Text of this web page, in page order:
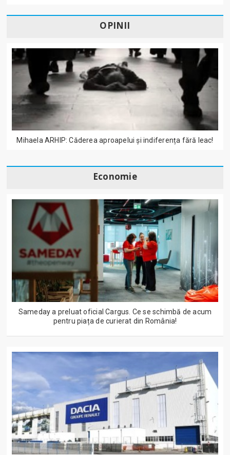
OPINII
Mihaela ARHIP: Căderea aproapelui și indiferența fără leac!
Economie
Sameday a preluat oficial Cargus. Ce se schimbă de acum
pentru piața de curierat din România!